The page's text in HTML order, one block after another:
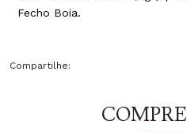
Fecho Boia.
Compartilhe: